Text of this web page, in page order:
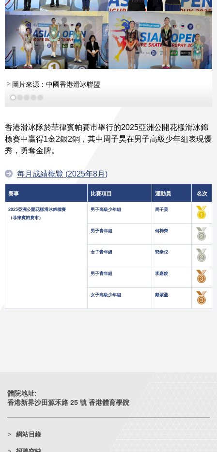
圖片來源：中國香港滑冰聯盟
香港滑冰隊於菲律賓帕賽市舉行的2025亞洲公開花樣滑冰錦
標賽中贏得1金2銀2銅，其中周子昊在男子高級少年組表現優
秀，勇奪金牌。
每月成績概覽 (2025年8月)
賽事 比賽項目 運動員 名次
2025亞洲公開花樣滑冰錦標賽
（菲律賓帕賽市）
男子高級少年組 周子昊
男子青年組 何梓齊
女子青年組 郭幸仪
男子青年組 李嘉銳
女子高級少年組 戴紫盈
體院地址:
香港新界沙田源禾路 25 號 香港體育學院
網站目錄